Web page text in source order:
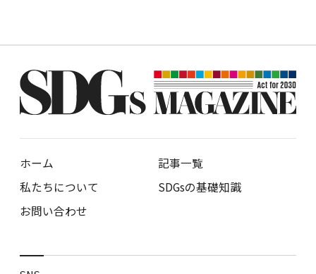
ホーム
記事一覧
私たちについて
SDGsの基礎知識
お問い合わせ